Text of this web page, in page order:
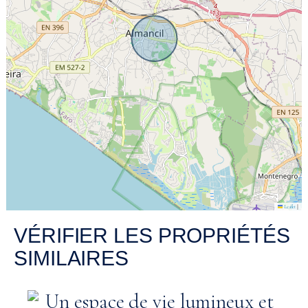
Leaflet |
VÉRIFIER LES PROPRIÉTÉS
SIMILAIRES